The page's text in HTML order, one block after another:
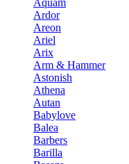
Aquam
Ardor
Areon
Ariel
Arix
Arm & Hammer
Astonish
Athena
Autan
Babylove
Balea
Barbers
Barilla